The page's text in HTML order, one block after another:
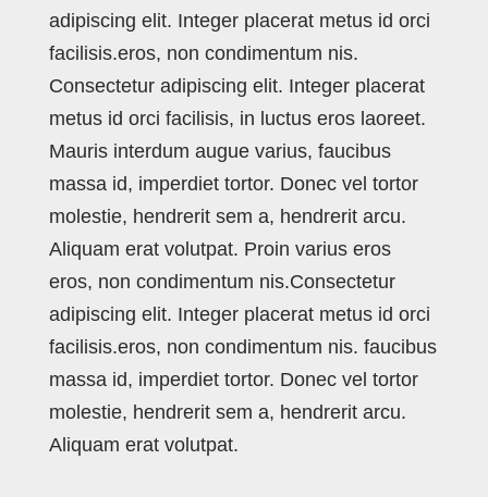
adipiscing elit. Integer placerat metus id orci
facilisis.eros, non condimentum nis.
Consectetur adipiscing elit. Integer placerat
metus id orci facilisis, in luctus eros laoreet.
Mauris interdum augue varius, faucibus
massa id, imperdiet tortor. Donec vel tortor
molestie, hendrerit sem a, hendrerit arcu.
Aliquam erat volutpat. Proin varius eros
eros, non condimentum nis.Consectetur
adipiscing elit. Integer placerat metus id orci
facilisis.eros, non condimentum nis. faucibus
massa id, imperdiet tortor. Donec vel tortor
molestie, hendrerit sem a, hendrerit arcu.
Aliquam erat volutpat.